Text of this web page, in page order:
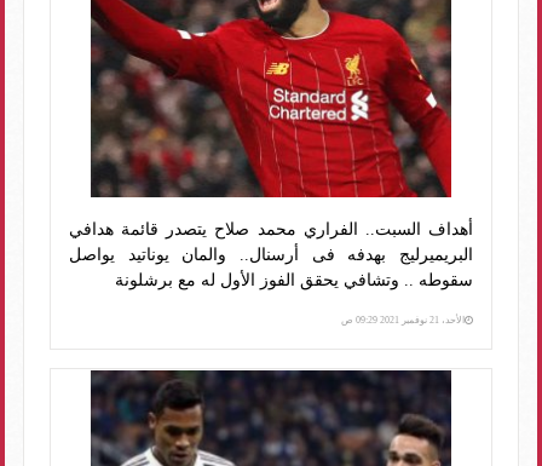
أهداف السبت.. الفراري محمد صلاح يتصدر قائمة هدافي
البريميرليج بهدفه فى أرسنال.. والمان يوناتيد يواصل
سقوطه .. وتشافي يحقق الفوز الأول له مع برشلونة
الأحد، 21 نوفمبر 2021 09:29 ص